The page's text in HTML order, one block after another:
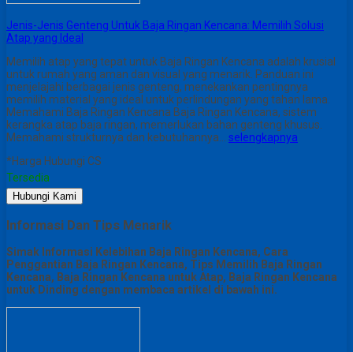
Jenis-Jenis Genteng Untuk Baja Ringan Kencana: Memilih Solusi
Atap yang Ideal
Memilih atap yang tepat untuk Baja Ringan Kencana adalah krusial
untuk rumah yang aman dan visual yang menarik. Panduan ini
menjelajahi berbagai jenis genteng, menekankan pentingnya
memilih material yang ideal untuk perlindungan yang tahan lama.
Memahami Baja Ringan Kencana Baja Ringan Kencana, sistem
kerangka atap baja ringan, memerlukan bahan genteng khusus.
Memahami strukturnya dan kebutuhannya… selengkapnya
*Harga Hubungi CS
Tersedia
Hubungi Kami
Informasi Dan Tips Menarik
Simak Informasi Kelebihan Baja Ringan Kencana, Cara
Penggantian Baja Ringan Kencana, Tips Memilih Baja Ringan
Kencana, Baja Ringan Kencana untuk Atap, Baja Ringan Kencana
untuk Dinding dengan membaca artikel di bawah ini.